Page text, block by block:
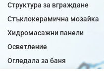
Структура за вграждане
Стъклокерамична мозайка
Хидромасажни панели
Осветление
Огледала за баня